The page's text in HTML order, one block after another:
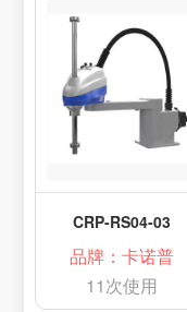
CRP-RS04-03
品牌：卡诺普
11次使用